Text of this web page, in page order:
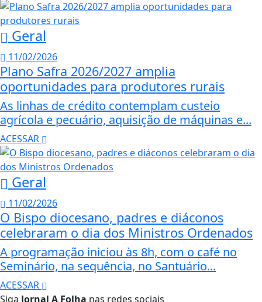
Geral
11/02/2026
Plano Safra 2026/2027 amplia
oportunidades para produtores rurais
As linhas de crédito contemplam custeio
agrícola e pecuário, aquisição de máquinas e...
ACESSAR
Geral
11/02/2026
O Bispo diocesano, padres e diáconos
celebraram o dia dos Ministros Ordenados
A programação iniciou às 8h, com o café no
Seminário, na sequência, no Santuário...
ACESSAR
Siga Jornal A Folha nas redes sociais